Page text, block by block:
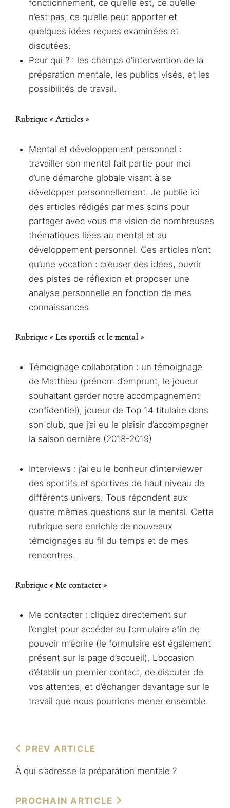
fonctionnement, ce qu’elle est, ce qu’elle
n’est pas, ce qu’elle peut apporter et
quelques idées reçues examinées et
discutées.
Pour qui ? : les champs d’intervention de la
préparation mentale, les publics visés, et les
possibilités de travail.
Rubrique « Articles »
Mental et développement personnel :
travailler son mental fait partie pour moi
d’une démarche globale visant à se
développer personnellement. Je publie ici
des articles rédigés par mes soins pour
partager avec vous ma vision de nombreuses
thématiques liées au mental et au
développement personnel. Ces articles n’ont
qu’une vocation : creuser des idées, ouvrir
des pistes de réflexion et proposer une
analyse personnelle en fonction de mes
connaissances.
Rubrique « Les sportifs et le mental »
Témoignage collaboration : un témoignage
de Matthieu (prénom d’emprunt, le joueur
souhaitant garder notre accompagnement
confidentiel), joueur de Top 14 titulaire dans
son club, que j’ai eu le plaisir d’accompagner
la saison dernière (2018-2019)
Interviews : j’ai eu le bonheur d’interviewer
des sportifs et sportives de haut niveau de
différents univers. Tous répondent aux
quatre mêmes questions sur le mental. Cette
rubrique sera enrichie de nouveaux
témoignages au fil du temps et de mes
rencontres.
Rubrique « Me contacter »
Me contacter : cliquez directement sur
l’onglet pour accéder au formulaire afin de
pouvoir m’écrire (le formulaire est également
présent sur la page d’accueil). L’occasion
d’établir un premier contact, de discuter de
vos attentes, et d’échanger davantage sur le
travail que nous pourrions mener ensemble.
Navigation
de
l’article
Previous
Post
PREV ARTICLE
À qui s’adresse la préparation mentale ?
Next
PROCHAIN ARTICLE